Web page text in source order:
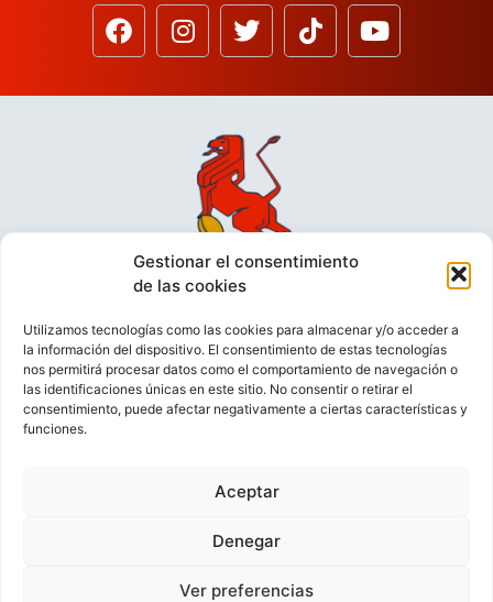
Gestionar el consentimiento
de las cookies
Utilizamos tecnologías como las cookies para almacenar y/o acceder a
la información del dispositivo. El consentimiento de estas tecnologías
nos permitirá procesar datos como el comportamiento de navegación o
las identificaciones únicas en este sitio. No consentir o retirar el
consentimiento, puede afectar negativamente a ciertas características y
funciones.
Aceptar
Denegar
Ver preferencias
VIDEOCONFERENCIAS
POLÍTICA DE PRIVACIDAD
CONTACTO
© FEDERACIÓN ESPAÑOLA DE RUGBY 2023.